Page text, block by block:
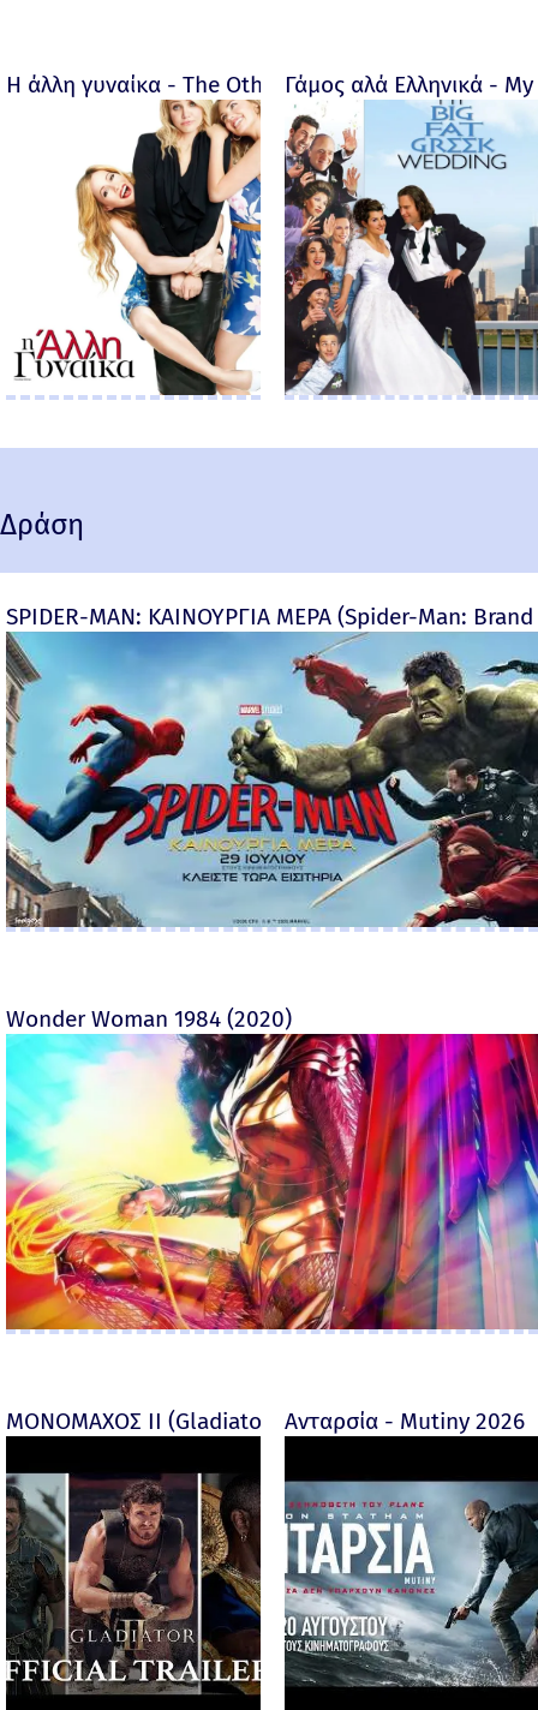
Η άλλη γυναίκα - The Other Woman – 2014
Γάμος αλά Ελληνικά -
Δράση
SPIDER-MAN: ΚΑΙΝΟΥΡΓΙΑ ΜΕΡΑ (Spider-Man:
Wonder Woman 1984 (2020)
ΜΟΝΟΜΑΧΟΣ ΙΙ (Gladiator II) -Ανταρσία - Mutiny 2026